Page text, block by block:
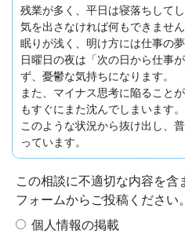
残業が多く、平日は寝落ちして
気を出さなければ何もできません
眠りが浅く、明け方には仕事の
日曜日の夜は「次の日から仕事
ず、憂鬱な気持ちになります。
また、マイナス思考に陥ること
もすぐにまた沈んでしまいます。
このような状況から抜け出し、
っています。
この相談に不適切な内容を
フォームからご投稿ください。
個人情報の掲載